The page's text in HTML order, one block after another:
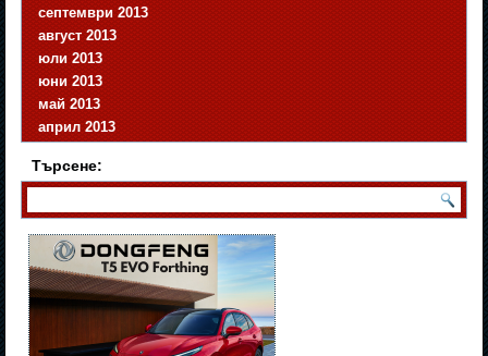
септември 2013
август 2013
юли 2013
юни 2013
май 2013
април 2013
Търсене: